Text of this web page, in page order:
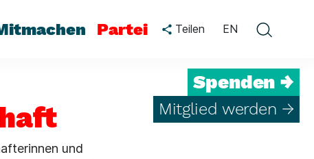
Partei Teilen EN
Spenden →
Mitglied werden →
und